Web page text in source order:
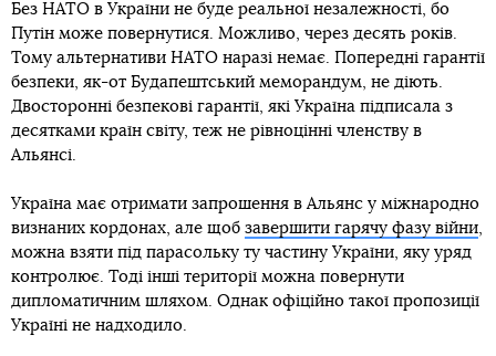
Без НАТО в України не буде реальної незалежності, бо
Путін може повернутися. Можливо, через десять років.
Тому альтернативи НАТО наразі немає. Попередні гарантії
безпеки, як-от Будапештський меморандум, не діють.
Двосторонні безпекові гарантії, які Україна підписала з
десятками країн світу, теж не рівноцінні членству в
Альянсі.
Україна має отримати запрошення в Альянс у міжнародно
визнаних кордонах, але щоб завершити гарячу фазу війни,
можна взяти під парасольку ту частину України, яку уряд
контролює. Тоді інші території можна повернути
дипломатичним шляхом. Однак офіційно такої пропозиції
Україні не надходило.